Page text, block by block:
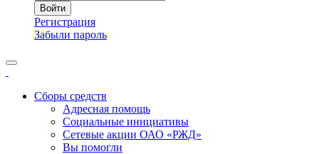
Войти
Регистрация
Забыли пароль
Сборы средств
Адресная помощь
Социальные инициативы
Сетевые акции ОАО «РЖД»
Вы помогли